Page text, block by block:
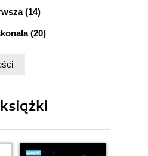
(14)
(20)
wspólna wielokrotność
równań liniowych (41)